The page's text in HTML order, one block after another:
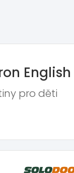
English
pro děti